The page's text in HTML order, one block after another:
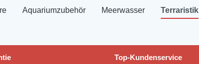
Aquariumzubehör Meerwasser Terraristik
Top-Kundenservice